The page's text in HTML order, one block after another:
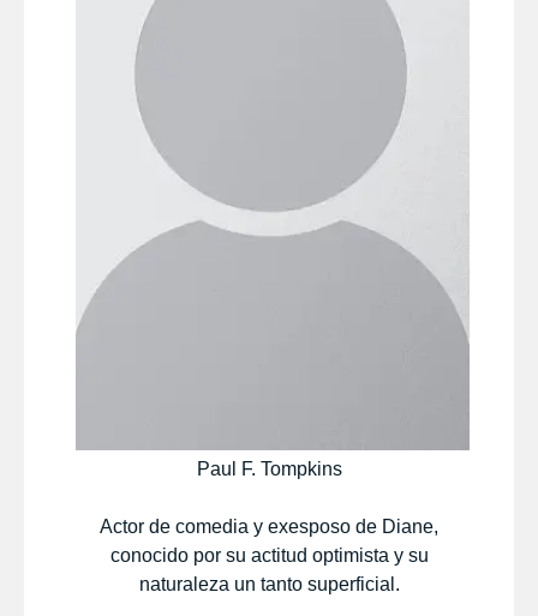
Paul F. Tompkins
Actor de comedia y exesposo de Diane,
conocido por su actitud optimista y su
naturaleza un tanto superficial.